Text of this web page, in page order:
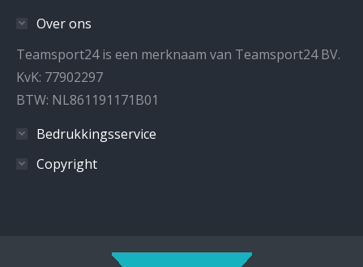
newnew
window
new
window
Over ons
Teamsport24 is een merknaam van Teamsport24 BV.
KvK: 77902297
BTW: NL861191171B01
Bedrukkingsservice
Copyright